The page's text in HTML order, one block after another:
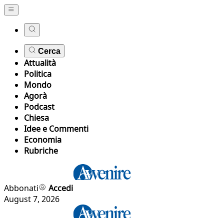
Cerca
Attualità
Politica
Mondo
Agorà
Podcast
Chiesa
Idee e Commenti
Economia
Rubriche
Abbonati
Accedi
August 7, 2026